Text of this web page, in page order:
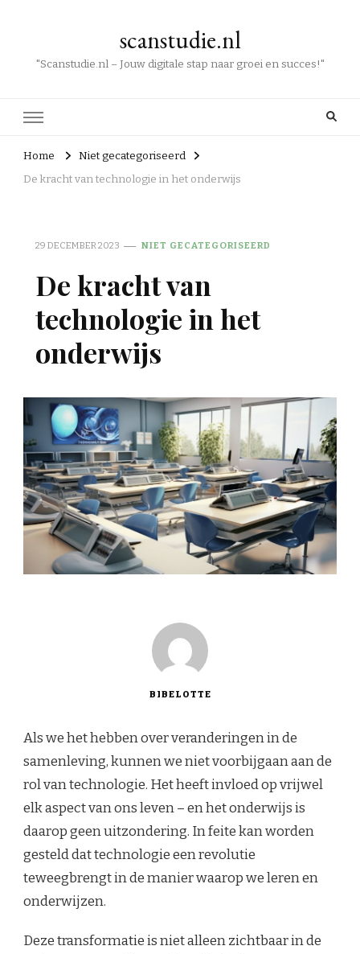
scanstudie.nl
"Scanstudie.nl – Jouw digitale stap naar groei en succes!"
Home
Niet gecategoriseerd
De kracht van technologie in het onderwijs
29 DECEMBER 2023 NIET GECATEGORISEERD
De kracht van
technologie in het
onderwijs
BIBELOTTE
Als we het hebben over veranderingen in de
samenleving, kunnen we niet voorbijgaan aan de
rol van technologie. Het heeft invloed op vrijwel
elk aspect van ons leven – en het onderwijs is
daarop geen uitzondering. In feite kan worden
gesteld dat technologie een revolutie
teweegbrengt in de manier waarop we leren en
onderwijzen.
Deze transformatie is niet alleen zichtbaar in de